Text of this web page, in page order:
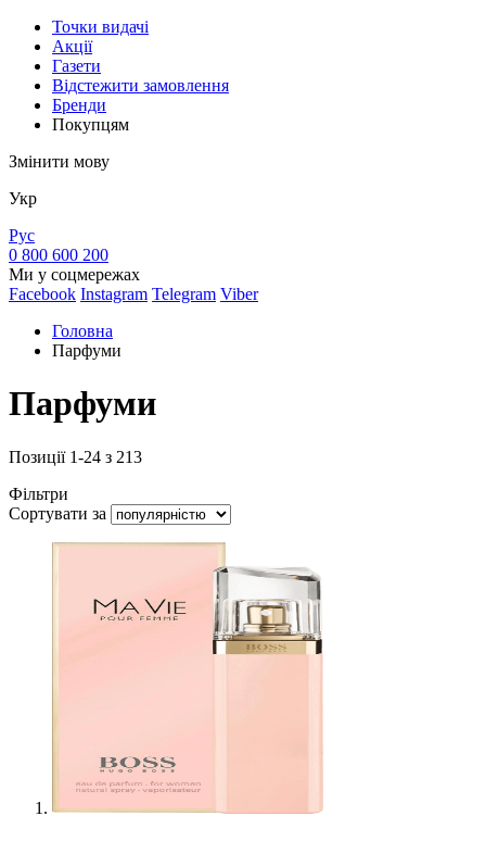
Точки видачi
Акції
Газети
Відстежити замовлення
Бренди
Покупцям
Змінити мову
Укр
Рус
0 800 600 200
Ми у соцмережах
Facebook Instagram Telegram Viber
Головна
Парфуми
Парфуми
Позиції 1-24 з 213
Фільтри
Сортувати за